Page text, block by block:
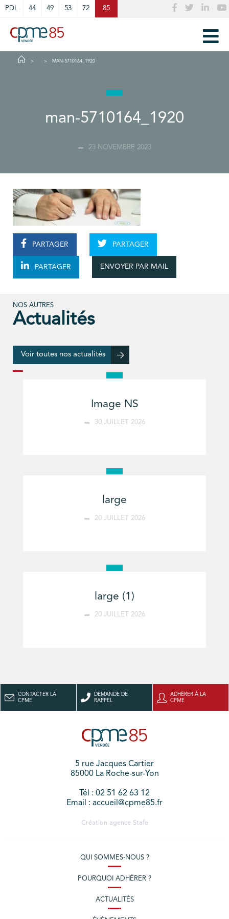
PDL 44 49 53 72 85
MAN-5710164_1920
man-5710164_1920
23 NOVEMBRE 2023
PARTAGER PARTAGER
PARTAGER ENVOYER PAR MAIL
NOS AUTRES
Actualités
Voir toutes nos actualités
Image NS
30 JUILLET 2026
large
20 JUILLET 2026
large (1)
20 JUILLET 2026
CONTACTER LA
CPME
DEMANDE DE
RAPPEL
ADHÉRER À LA
CPME
5 rue Jacques Cartier
85000 La Roche-sur-Yon
Tél : 02 51 62 63 12
Email : accueil@cpme85.fr
Création agence Stafe
QUI SOMMES-NOUS ?
POURQUOI ADHÉRER ?
ACTUALITÉS
Cookies management panel